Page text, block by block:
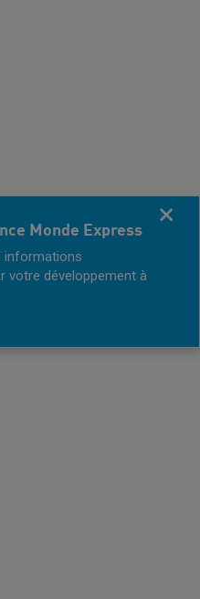
Monde Express
informations
votre développement à